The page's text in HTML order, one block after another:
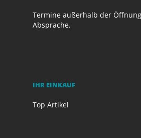
Termine außerhalb der
Absprache.
IHR EINKAUF
Top Artikel